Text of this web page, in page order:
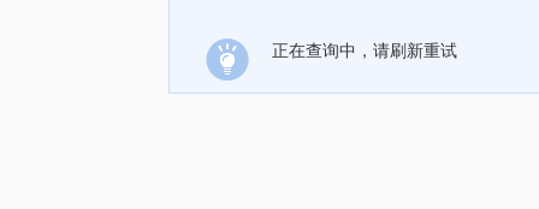
正在查询中，请刷新重试